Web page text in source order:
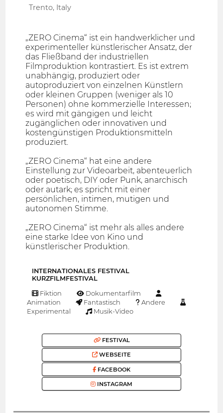
Trento, Italy
„ZERO Cinema“ ist ein handwerklicher und
experimenteller künstlerischer Ansatz, der
das Fließband der industriellen
Filmproduktion kontrastiert. Es ist extrem
unabhängig, produziert oder
autoproduziert von einzelnen Künstlern
oder kleinen Gruppen (weniger als 10
Personen) ohne kommerzielle Interessen;
es wird mit gängigen und leicht
zugänglichen oder innovativen und
kostengünstigen Produktionsmitteln
produziert.
„ZERO Cinema“ hat eine andere
Einstellung zur Videoarbeit, abenteuerlich
oder poetisch, DIY oder Punk, anarchisch
oder autark; es spricht mit einer
persönlichen, intimen, mutigen und
autonomen Stimme.
„ZERO Cinema“ ist mehr als alles andere
eine starke Idee von Kino und
künstlerischer Produktion.
INTERNATIONALES FESTIVAL
KURZFILMFESTIVAL
Fiktion
Dokumentarfilm
Animation
Fantastisch
Andere
Experimental
Musik-Video
FESTIVAL
WEBSEITE
FACEBOOK
INSTAGRAM